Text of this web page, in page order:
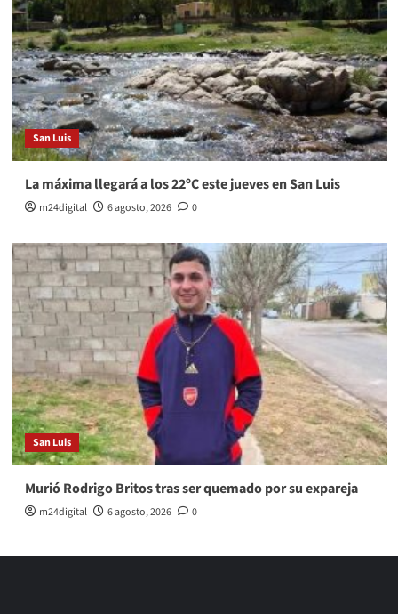
San Luis
La máxima llegará a los 22ºC este jueves en San Luis
m24digital 6 agosto, 2026 0
San Luis
Murió Rodrigo Britos tras ser quemado por su expareja
m24digital 6 agosto, 2026 0